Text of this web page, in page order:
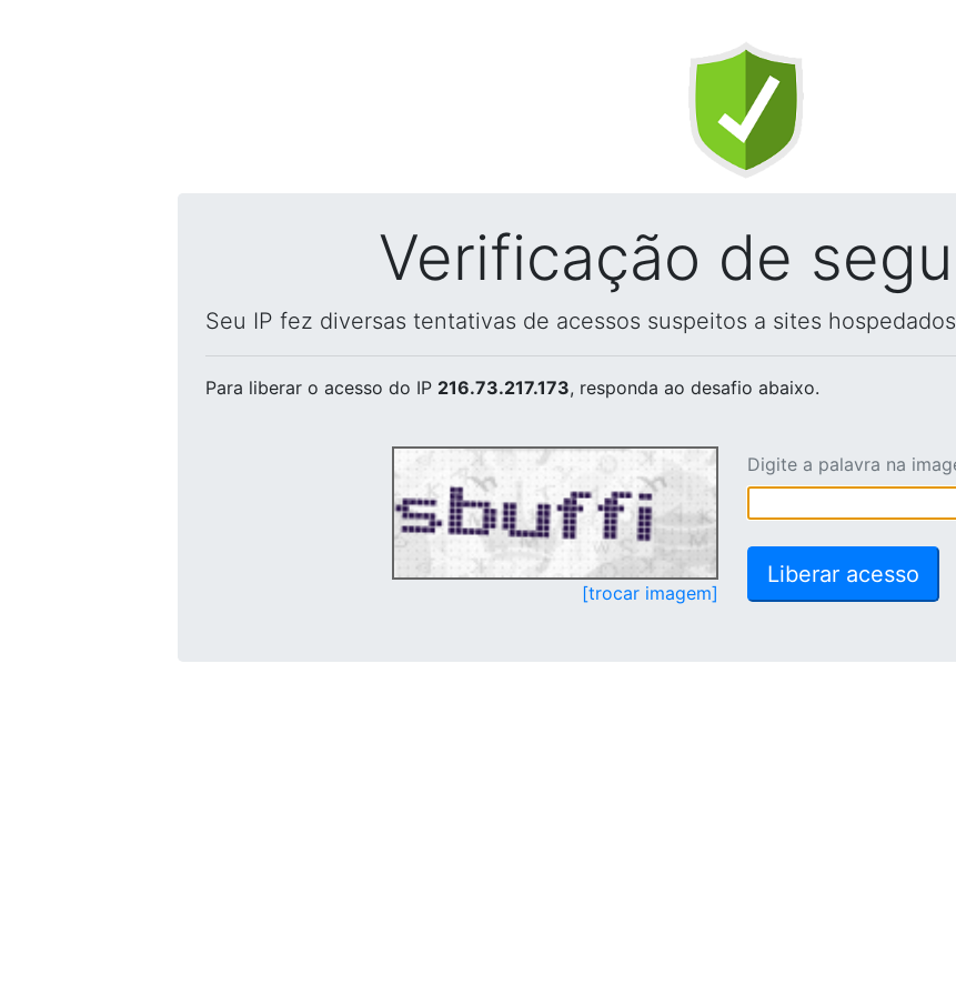
Verificação de
Seu IP fez diversas tentativas de acessos suspeitos a sites
Para liberar o acesso do IP 216.73.217.173, responda ao desafio abaixo.
[trocar imagem]
Digite a palavra na